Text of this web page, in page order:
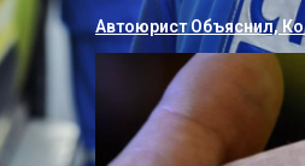
Автоюрист Объяснил,